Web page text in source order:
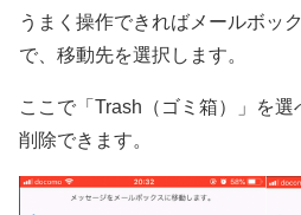
うまく操作できればメールボッ
で、移動先を選択します。
ここで「Trash（ゴミ箱）」を
削除できます。